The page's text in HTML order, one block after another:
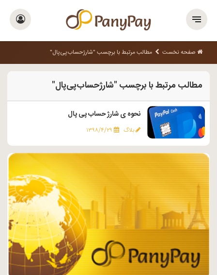
صفحه نخست مطالب مرتبط با برچسب "شارژ‌حساب‌پی‌پال"
مطالب مرتبط با برچسب "شارژ‌حساب‌پی‌پال"
نحوه ی شارژ حساب پی پال
بلاگ ۱۳۹۸/۴/۲۹